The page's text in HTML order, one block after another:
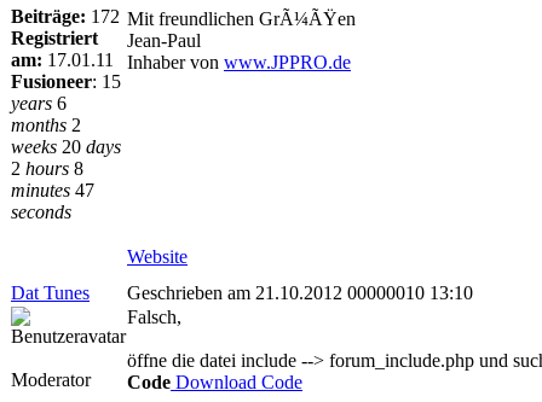
Beiträge: 172
Registriert
am: 17.01.11
Fusioneer: 15
years 6
months 2
weeks 20 days
2 hours 8
minutes 47
seconds
Mit freundlichen GrÃ¼ÃŸen
Jean-Paul
Inhaber von www.JPPRO.de
Website
Dat Tunes
Geschrieben am 21.10.2012 00000010 13:10
Moderator
Falsch,
öffne die datei include --> forum_include.php und
Code Download Code